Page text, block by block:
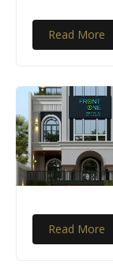
Read More
Read More